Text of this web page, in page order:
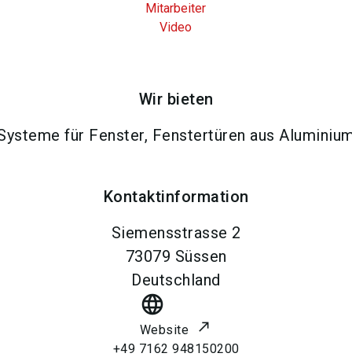
Mitarbeiter
Video
Wir bieten
für Fenster, Fenstertüren aus
Kontaktinformation
Siemensstrasse 2
73079 Süssen
Deutschland
language
Website
+49 7162 948150200